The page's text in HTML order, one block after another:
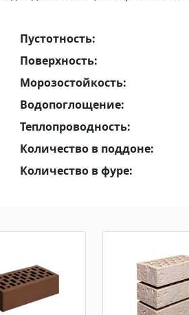
Пустотность:
Поверхность:
Морозостойкость:
Водопоглощение:
Теплопроводность:
Количество в поддоне:
Количество в фуре: